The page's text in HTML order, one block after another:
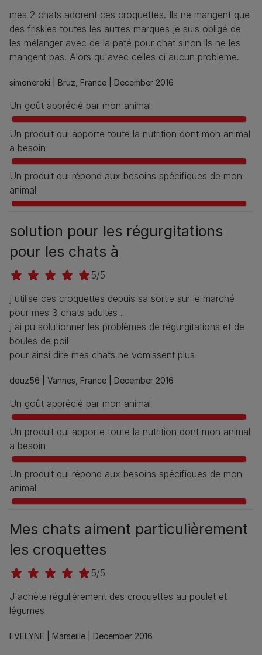
mes 2 chats adorent ces croquettes. Ils ne mangent que
des friskies toutes les autres marques je suis obligé de
les mélanger avec de la paté pour chat sinon ils ne les
mangent pas. Alors qu'avec celles ci aucun probleme.
simoneroki | Bruz, France | December 2016
Un goût apprécié par mon animal
Un produit qui apporte toute la nutrition dont mon animal
a besoin
Un produit qui répond aux besoins spécifiques de mon
animal
solution pour les régurgitations
pour les chats à
5/5
j'utilise ces croquettes depuis sa sortie sur le marché
pour mes 3 chats adultes .
j'ai pu solutionner les problèmes de régurgitations et de
boules de poil
pour ainsi dire mes chats ne vomissent plus
douz56 | Vannes, France | December 2016
Un goût apprécié par mon animal
Un produit qui apporte toute la nutrition dont mon animal
a besoin
Un produit qui répond aux besoins spécifiques de mon
animal
Mes chats aiment particulièrement
les croquettes
5/5
J'achète régulièrement des croquettes au poulet et
légumes
EVELYNE | Marseille | December 2016